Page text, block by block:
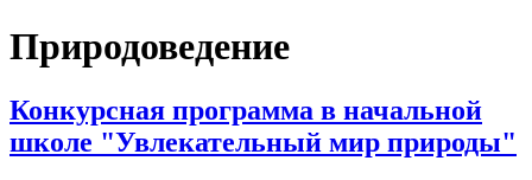
Природоведение
Конкурсная программа в начальной
школе "Увлекательный мир природы"